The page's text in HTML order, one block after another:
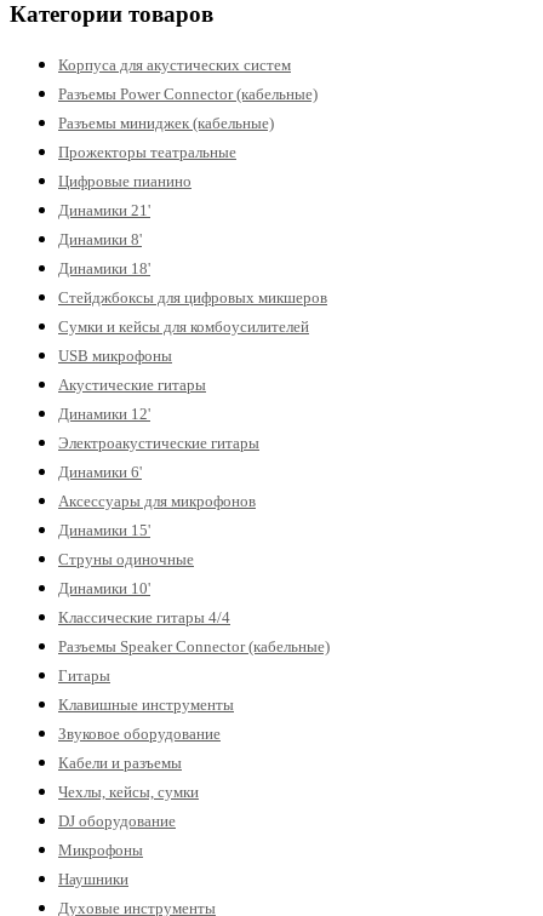
Категории товаров
Корпуса для акустических систем
Разъемы Power Connector (кабельные)
Разъемы миниджек (кабельные)
Прожекторы театральные
Цифровые пианино
Динамики 21'
Динамики 8'
Динамики 18'
Стейджбоксы для цифровых микшеров
Сумки и кейсы для комбоусилителей
USB микрофоны
Акустические гитары
Динамики 12'
Электроакустические гитары
Динамики 6'
Аксессуары для микрофонов
Динамики 15'
Струны одиночные
Динамики 10'
Классические гитары 4/4
Разъемы Speaker Connector (кабельные)
Гитары
Клавишные инструменты
Звуковое оборудование
Кабели и разъемы
Чехлы, кейсы, сумки
DJ оборудование
Микрофоны
Наушники
Духовые инструменты